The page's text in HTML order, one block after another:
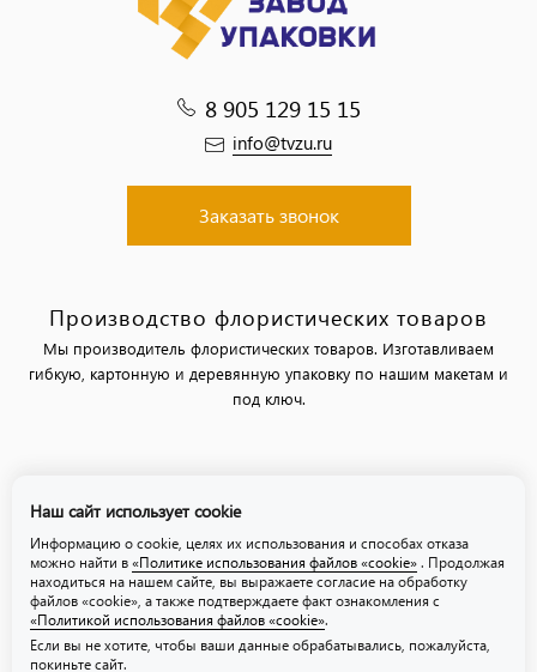
8 905 129 15 15
info@tvzu.ru
Заказать звонок
Производство флористических товаров
Мы производитель флористических товаров. Изготавливаем
гибкую, картонную и деревянную упаковку по нашим макетам и
под ключ.
Политика использования файлов «cookie»
Наш сайт использует cookie
Информацию о cookie, целях их использования и способах отказа
можно найти в «Политике использования файлов «cookie» . Продолжая
находиться на нашем сайте, вы выражаете согласие на обработку
файлов «cookie», а также подтверждаете факт ознакомления с
«Политикой использования файлов «cookie».
Если вы не хотите, чтобы ваши данные обрабатывались, пожалуйста,
покиньте сайт.